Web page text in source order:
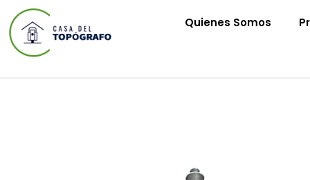
Quienes Somos